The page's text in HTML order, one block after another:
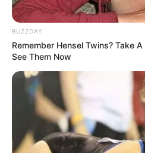
BUZZDAY
Remember Hensel Twins? Take
See Them Now